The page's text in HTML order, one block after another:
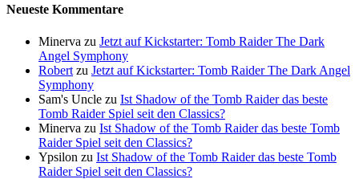
Neueste Kommentare
Minerva zu Jetzt auf Kickstarter: Tomb Raider The Dark
Angel Symphony
Robert zu Jetzt auf Kickstarter: Tomb Raider The Dark Angel
Symphony
Sam's Uncle zu Ist Shadow of the Tomb Raider das beste
Tomb Raider Spiel seit den Classics?
Minerva zu Ist Shadow of the Tomb Raider das beste Tomb
Raider Spiel seit den Classics?
Ypsilon zu Ist Shadow of the Tomb Raider das beste Tomb
Raider Spiel seit den Classics?